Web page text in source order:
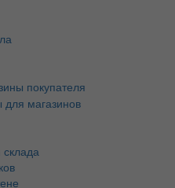
покупателя
магазинов